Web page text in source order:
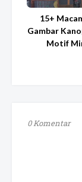
15+
Gambar
Motif
0 Komentar